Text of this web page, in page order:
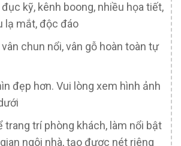
kỹ, kênh boong, nhiều họa tiết,
lạ mắt, độc đáo
vân chun nổi, vân gỗ hoàn toàn tự
đẹp hơn. Vui lòng xem hình ảnh
trang trí phòng khách, làm nổi bật
ngôi nhà, tạo được nét riêng